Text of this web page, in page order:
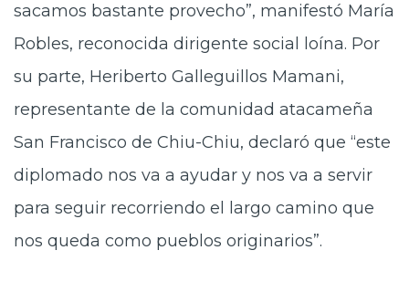
sacamos bastante provecho”, manifestó María
Robles, reconocida dirigente social loína. Por
su parte, Heriberto Galleguillos Mamani,
representante de la comunidad atacameña
San Francisco de Chiu-Chiu, declaró que “este
diplomado nos va a ayudar y nos va a servir
para seguir recorriendo el largo camino que
nos queda como pueblos originarios”.